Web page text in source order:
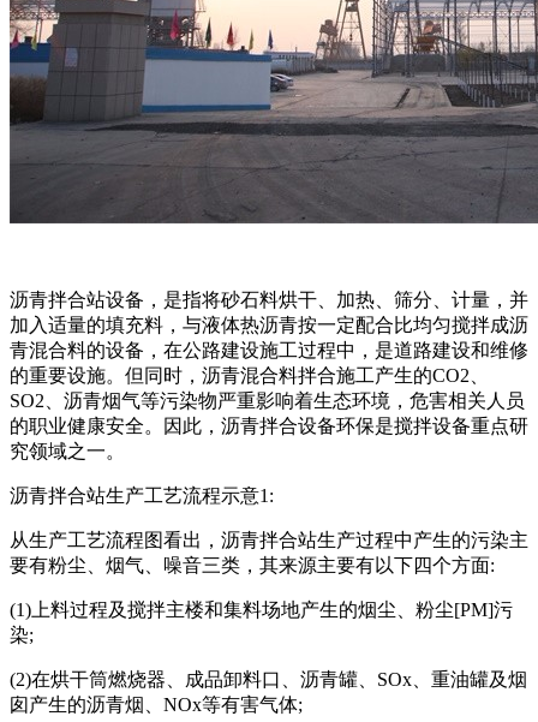
沥青拌合站设备，是指将砂石料烘干、加热、筛分、计量，并
加入适量的填充料，与液体热沥青按一定配合比均匀搅拌成沥
青混合料的设备，在公路建设施工过程中，是道路建设和维修
的重要设施。但同时，沥青混合料拌合施工产生的CO2、
SO2、沥青烟气等污染物严重影响着生态环境，危害相关人员
的职业健康安全。因此，沥青拌合设备环保是搅拌设备重点研
究领域之一。
沥青拌合站生产工艺流程示意1:
从生产工艺流程图看出，沥青拌合站生产过程中产生的污染主
要有粉尘、烟气、噪音三类，其来源主要有以下四个方面:
(1)上料过程及搅拌主楼和集料场地产生的烟尘、粉尘[PM]污
染;
(2)在烘干筒燃烧器、成品卸料口、沥青罐、SOx、重油罐及烟
囱产生的沥青烟、NOx等有害气体;